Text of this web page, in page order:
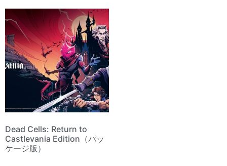
Dead Cells: Return to
Castlevania Edition（パッ
ケージ版）